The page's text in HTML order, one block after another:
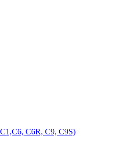
С6R, С9, С9S)